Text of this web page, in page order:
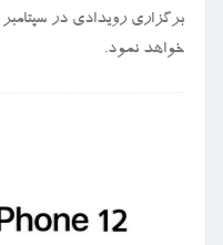
خواهد نمود.